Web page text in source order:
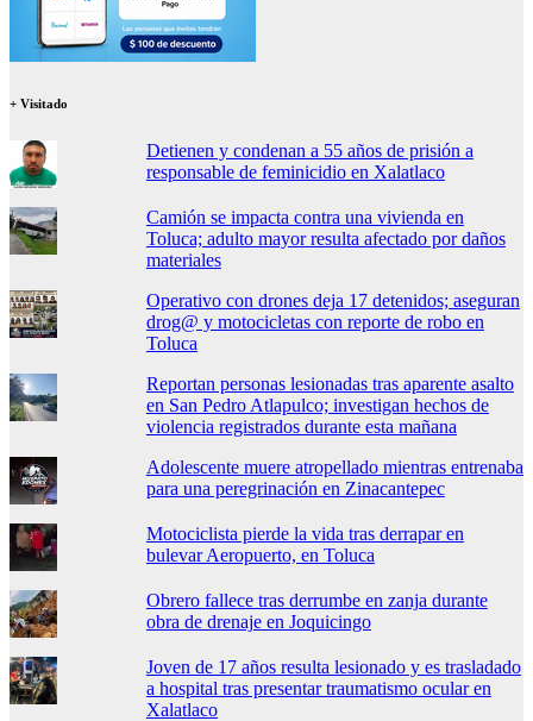
+ Visitado
Detienen y condenan a 55 años de prisión a
responsable de feminicidio en Xalatlaco
Camión se impacta contra una vivienda en
Toluca; adulto mayor resulta afectado por daños
materiales
Operativo con drones deja 17 detenidos; aseguran
drog@ y motocicletas con reporte de robo en
Toluca
Reportan personas lesionadas tras aparente asalto
en San Pedro Atlapulco; investigan hechos de
violencia registrados durante esta mañana
Adolescente muere atropellado mientras entrenaba
para una peregrinación en Zinacantepec
Motociclista pierde la vida tras derrapar en
bulevar Aeropuerto, en Toluca
Obrero fallece tras derrumbe en zanja durante
obra de drenaje en Joquicingo
Joven de 17 años resulta lesionado y es trasladado
a hospital tras presentar traumatismo ocular en
Xalatlaco